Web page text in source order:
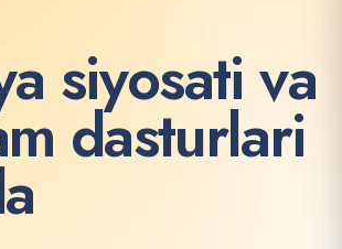
a siyosati va
m dasturlari
a